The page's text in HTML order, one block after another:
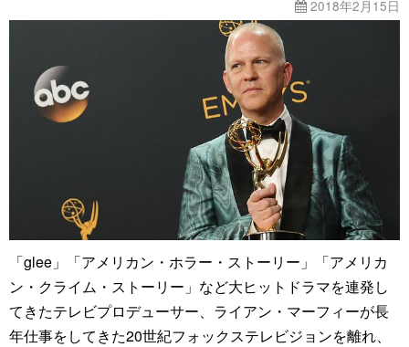
2018年2月15日
「glee」「アメリカン・ホラー・ストーリー」「アメリカ
ン・クライム・ストーリー」など大ヒットドラマを連発し
てきたテレビプロデューサー、ライアン・マーフィーが長
年仕事をしてきた20世紀フォックステレビジョンを離れ、